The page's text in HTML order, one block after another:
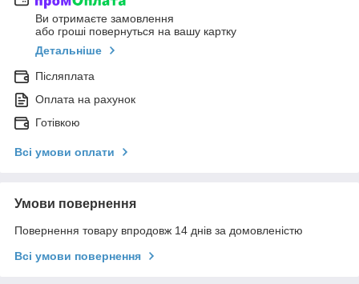
Ви отримаєте замовлення
або гроші повернуться на вашу картку
Детальніше
Післяплата
Оплата на рахунок
Готівкою
Всі умови оплати
Умови повернення
Повернення товару впродовж 14 днів за домовленістю
Всі умови повернення